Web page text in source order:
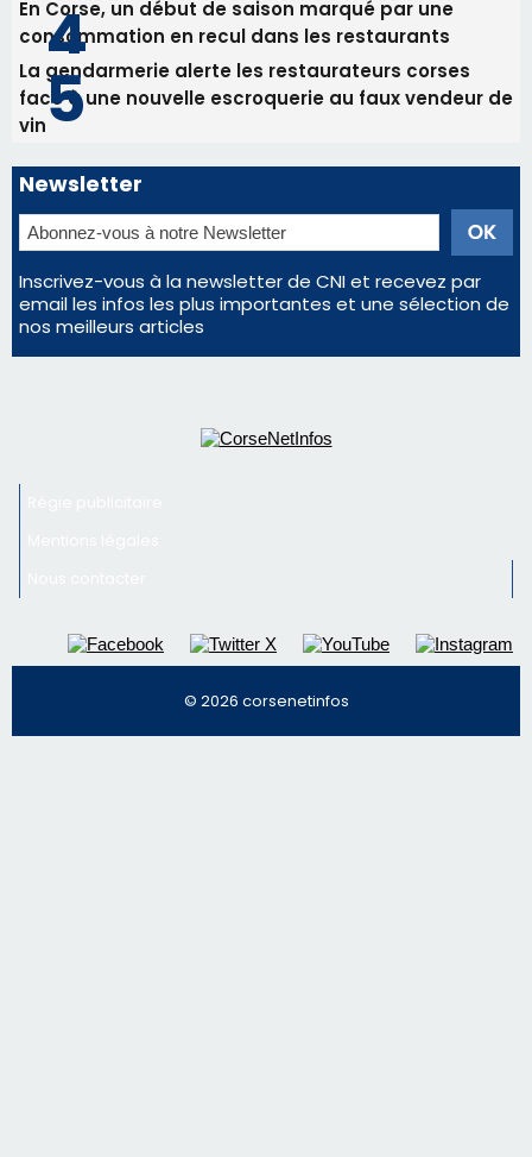
Les plus lus
Satine Nomary est la nouvelle Miss Corse 2026
Éclipse du 12 août : la Corse aux premières loges
d'un spectacle qui ne reviendra pas avant 2081
Éclipse du 12 août : Où s'installer en Corse pour
profiter pleinement du spectacle ?
En Corse, un début de saison marqué par une
consommation en recul dans les restaurants
La gendarmerie alerte les restaurateurs corses
face à une nouvelle escroquerie au faux vendeur de